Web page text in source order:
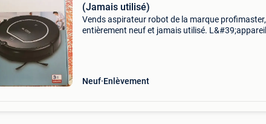
(Jamais utilisé)
Vends aspirateur robot de la marque profimaster,
entièrement neuf et jamais utilisé. L&#39;appareil
Neuf Enlèvement